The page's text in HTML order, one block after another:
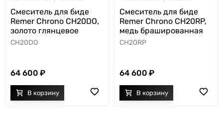
Смеситель для биде
Remer Chrono CH20DO,
золото глянцевое
CH20DO
64 600
Смеситель для биде
Remer Chrono CH20RP,
медь брашированная
CH20RP
64 600